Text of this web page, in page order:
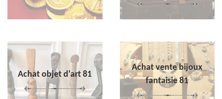
Achat objet d'art 81
Achat vente bijoux
fantaisie 81